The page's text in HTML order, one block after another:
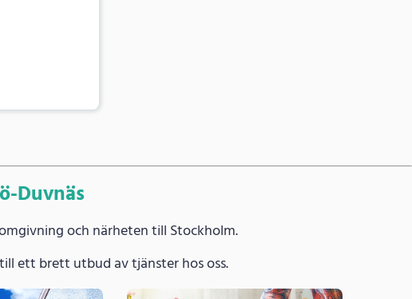
Duvnäs
och närheten till Stockholm.
ett brett utbud av tjänster hos oss.